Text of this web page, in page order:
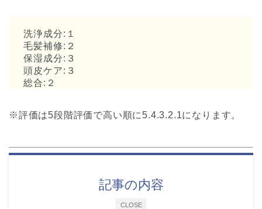
洗浄成分:１
毛髪補修:２
保湿成分:３
頭皮ケア:３
総合:２
※評価は5段階評価で高い順に5.4.3.2.1になります。
CLOSE
記事の内容